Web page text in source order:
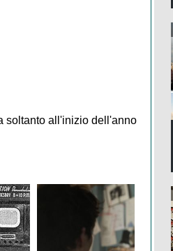
soltanto all'inizio dell'anno